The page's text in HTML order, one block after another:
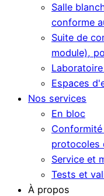
Salle
conforme
Suite de
module),
Espaces
Nos services
En bloc
protocoles
Service et
Tests et
À propos